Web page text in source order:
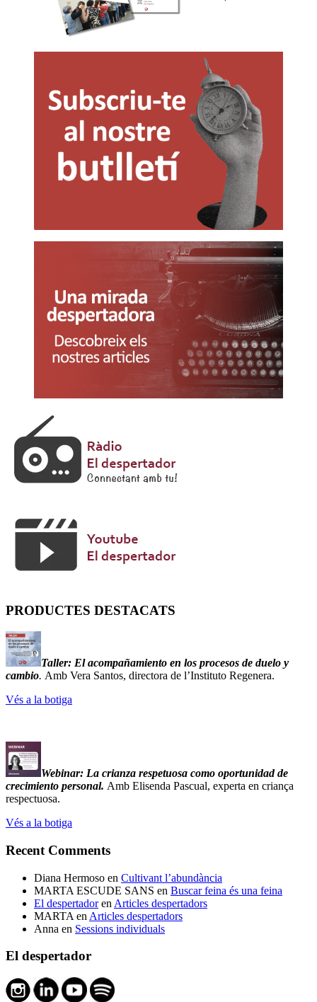
PRODUCTES DESTACATS
Taller: El acompañamiento en los procesos de duelo y
cambio. Amb Vera Santos, directora de l’Instituto Regenera.
Vés a la botiga
Webinar: La crianza respetuosa como oportunidad de
crecimiento personal. Amb Elisenda Pascual, experta en criança
respectuosa.
Vés a la botiga
Recent Comments
Diana Hermoso en Cultivant l’abundància
MARTA ESCUDE SANS en Buscar feina és una feina
El despertadoren Articles despertadors
MARTA en Articles despertadors
Anna en Sessions individuals
El despertador